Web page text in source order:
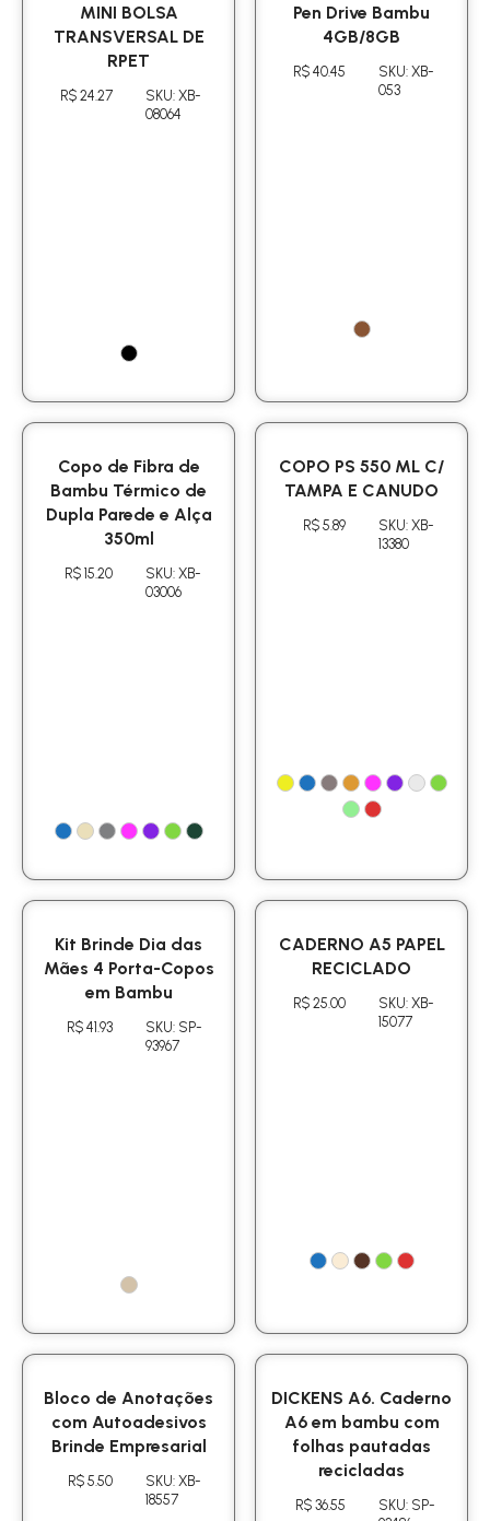
MINI BOLSA
TRANSVERSAL DE
RPET
R$ 24.27
SKU: XB-
08064
Pen Drive Bambu
4GB/8GB
R$ 40.45
SKU: XB-
053
Copo de Fibra de
Bambu Térmico de
Dupla Parede e Alça
350ml
R$ 15.20
SKU: XB-
03006
COPO PS 550 ML C/
TAMPA E CANUDO
R$ 5.89
SKU: XB-
13380
Kit Brinde Dia das
Mães 4 Porta-Copos
em Bambu
R$ 41.93
SKU: SP-
93967
CADERNO A5 PAPEL
RECICLADO
R$ 25.00
SKU: XB-
15077
Bloco de Anotações
com Autoadesivos
Brinde Empresarial
R$ 5.50
SKU: XB-
18557
DICKENS A6. Caderno
A6 em bambu com
folhas pautadas
recicladas
R$ 36.55
SKU: SP-